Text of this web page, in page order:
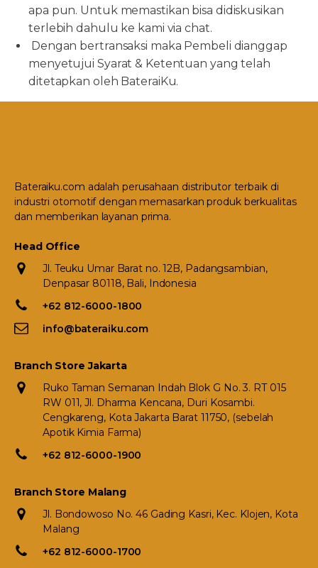
apa pun. Untuk memastikan bisa didiskusikan
terlebih dahulu ke kami via chat.
Dengan bertransaksi maka Pembeli dianggap
menyetujui Syarat & Ketentuan yang telah
ditetapkan oleh BateraiKu.
Bateraiku.com adalah perusahaan distributor terbaik di
industri otomotif dengan memasarkan produk berkualitas
dan memberikan layanan prima.
Head Office
Jl. Teuku Umar Barat no. 12B, Padangsambian,
Denpasar 80118, Bali, Indonesia
+62 812-6000-1800
info@bateraiku.com
Branch Store Jakarta
Ruko Taman Semanan Indah Blok G No. 3. RT 015
RW 011, Jl. Dharma Kencana, Duri Kosambi.
Cengkareng, Kota Jakarta Barat 11750, (sebelah
Apotik Kimia Farma)
+62 812-6000-1900
Branch Store Malang
Jl. Bondowoso No. 46 Gading Kasri, Kec. Klojen, Kota
Malang
+62 812-6000-1700